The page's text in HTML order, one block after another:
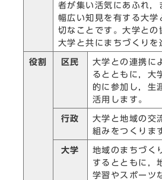
者が集い活気にあふれ，
幅広い知見を有する大学
切なことです。大学との
大学と共にまちづくりを
役割 区民
大学との連携に
るとともに，大
的に参加し，生
活用します。
行政
大学と地域の交
組みをつくりま
大学
地域のまちづく
するとともに，
学習やスポーツ